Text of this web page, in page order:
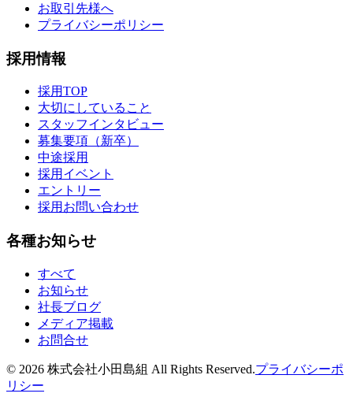
お取引先様へ
プライバシーポリシー
採用情報
採用TOP
大切にしていること
スタッフインタビュー
募集要項（新卒）
中途採用
採用イベント
エントリー
採用お問い合わせ
各種お知らせ
すべて
お知らせ
社長ブログ
メディア掲載
お問合せ
© 2026 株式会社小田島組 All Rights Reserved.プライバシーポ
リシー